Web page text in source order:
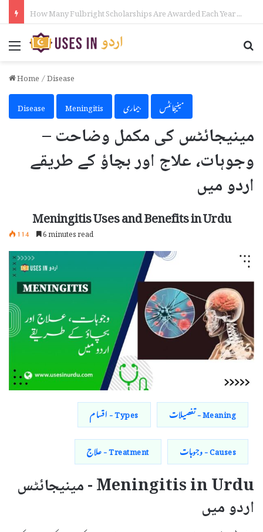
How to Make Money on Telegram in Urdu
Menu
Home/Disease
Disease
Meningitis بیماری مینیجائٹس
مینیجائٹس کی مکمل وضاحت –
وجوہات، علاج اور بچاؤ کے طریقے
اردو میں
Meningitis Uses and Benefits in Urdu
114 6 minutes read
Meaning - تفصیلات
Types - اقسام
Causes - وجوہات
Treatment - علاج
Meningitis in Urdu - مینیجائٹس
اردو میں